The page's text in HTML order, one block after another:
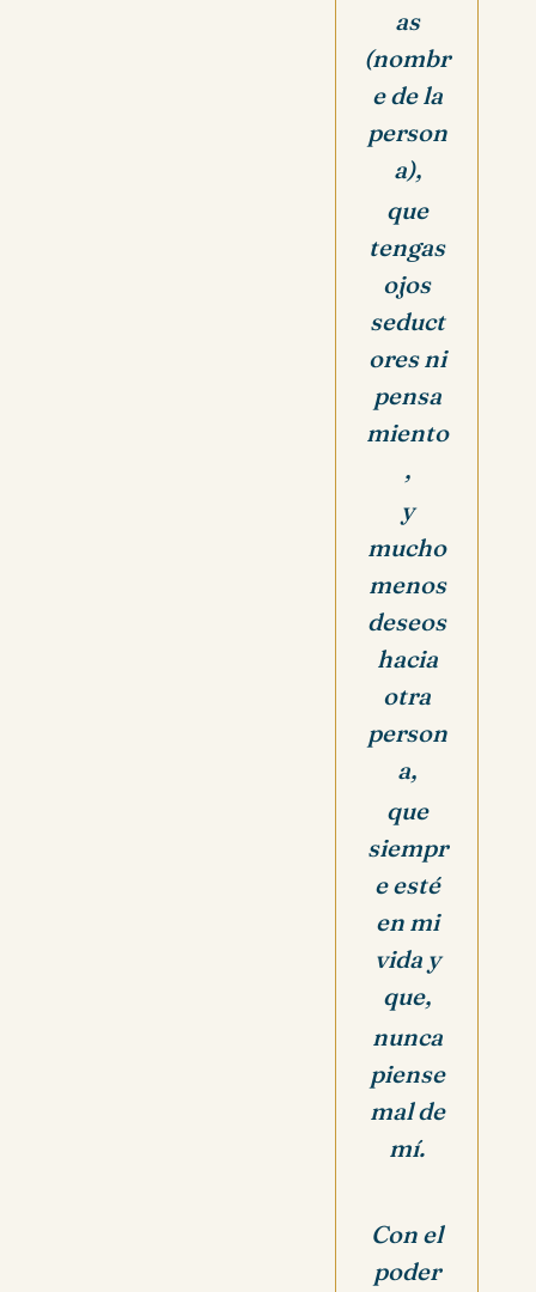
as
(nombr
e de la
person
a),
que
tengas
ojos
seduct
ores ni
pensa
miento
,
y
mucho
menos
deseos
hacia
otra
person
a,
que
siempr
e esté
en mi
vida y
que,
nunca
piense
mal de
mí.
Con el
poder